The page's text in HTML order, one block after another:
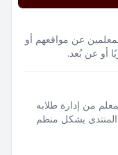
عن مواقعهم أو
أو عن بُعد.
من إدارة طلابه
بشكل منظم